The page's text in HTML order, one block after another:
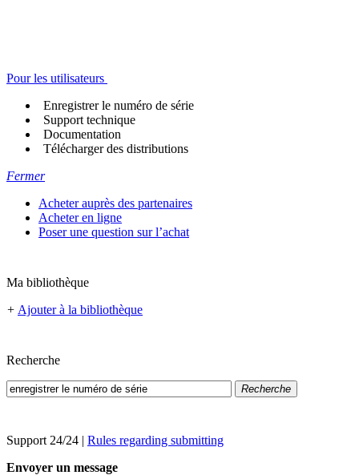
Pour les utilisateurs
Enregistrer le numéro de série
Support technique
Documentation
Télécharger des distributions
Fermer
Acheter auprès des partenaires
Acheter en ligne
Poser une question sur l’achat
Ma bibliothèque
+ Ajouter à la bibliothèque
Recherche
Recherche
Support 24/24 | Rules regarding submitting
Envoyer un message